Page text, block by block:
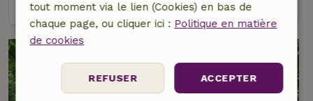
tout moment via le lien (Cookies) en bas de
chaque page, ou cliquer ici : Politique en matière
de cookies
ACCEPTER
REFUSER